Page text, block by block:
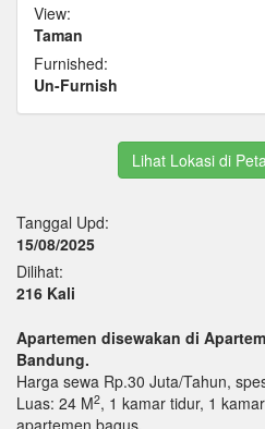
View:
Taman
Furnished:
Un-Furnish
Lihat Lokasi di
Tanggal Upd:
15/08/2025
Dilihat:
216 Kali
Apartemen disewakan di
Bandung.
Harga sewa Rp.30 Juta/Tahun,
Luas: 24 M2, 1 kamar tidur, 1
apartemen bagus.